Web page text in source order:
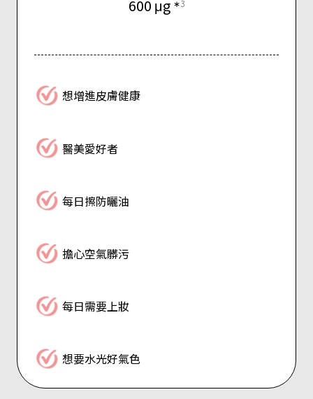
600 μg ∗3
想增進皮膚健康
醫美愛好者
每日擦防曬油
擔心空氣髒污
每日需要上妝
想要水光好氣色